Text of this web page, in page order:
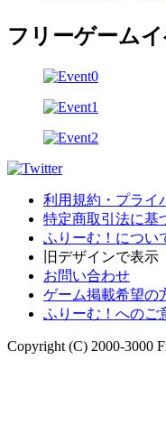
フリーゲーム
利用規約・プライ
特定商取引法に基
ふりーむ！につい
旧デザインで表示
お問い合わせ
ゲーム掲載希望の
ふりーむ！へのご
Copyright (C) 2000-3000